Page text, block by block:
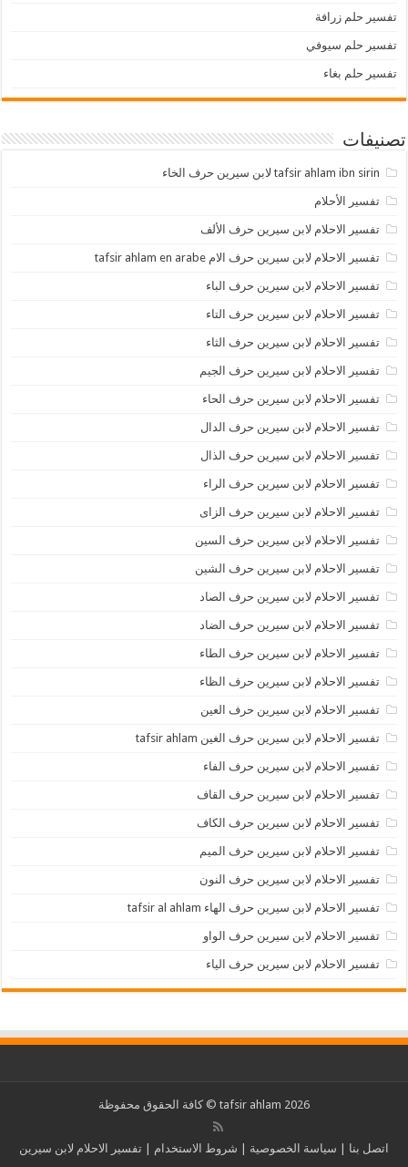
تفسير حلم زرافة
تفسير حلم سيوفي
تفسير حلم بغاء
تصنيفات
tafsir ahlam ibn sirin لابن سيرين حرف الخاء
تفسير الأحلام
تفسير الاحلام لابن سيرين حرف الألف
تفسير الاحلام لابن سيرين حرف الام tafsir ahlam en arabe
تفسير الاحلام لابن سيرين حرف الباء
تفسير الاحلام لابن سيرين حرف التاء
تفسير الاحلام لابن سيرين حرف الثاء
تفسير الاحلام لابن سيرين حرف الجيم
تفسير الاحلام لابن سيرين حرف الحاء
تفسير الاحلام لابن سيرين حرف الدال
تفسير الاحلام لابن سيرين حرف الذال
تفسير الاحلام لابن سيرين حرف الراء
تفسير الاحلام لابن سيرين حرف الزاى
تفسير الاحلام لابن سيرين حرف السين
تفسير الاحلام لابن سيرين حرف الشين
تفسير الاحلام لابن سيرين حرف الصاد
تفسير الاحلام لابن سيرين حرف الضاد
تفسير الاحلام لابن سيرين حرف الطاء
تفسير الاحلام لابن سيرين حرف الظاء
تفسير الاحلام لابن سيرين حرف العين
تفسير الاحلام لابن سيرين حرف الغين tafsir ahlam
تفسير الاحلام لابن سيرين حرف الفاء
تفسير الاحلام لابن سيرين حرف القاف
تفسير الاحلام لابن سيرين حرف الكاف
تفسير الاحلام لابن سيرين حرف الميم
تفسير الاحلام لابن سيرين حرف النون
تفسير الاحلام لابن سيرين حرف الهاء tafsir al ahlam
تفسير الاحلام لابن سيرين حرف الواو
تفسير الاحلام لابن سيرين حرف الياء
2026 tafsir ahlam © كافة الحقوق محفوظة
اتصل بنا سياسة الخصوصية شروط الاستخدام تفسير الاحلام لابن سيرين